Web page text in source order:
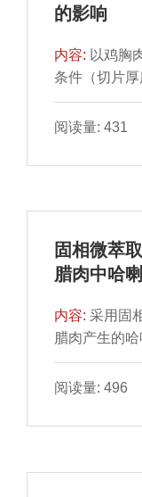
的影响
内容: 以鸡胸
条件（切片
以及腌制、
切力、韧性和
阅读量: 431
固相微萃
腊肉中哈
内容:采用固
腊肉产生的
3-辛烯-2-酮
二烯醛是腊...
阅读量: 496